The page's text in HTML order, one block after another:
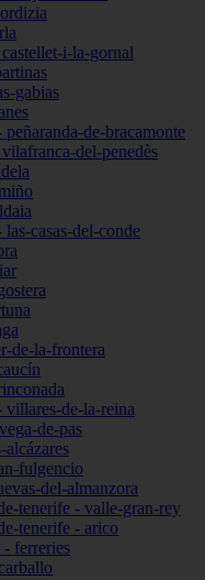
i-la-gornal
gabias
peñaranda-de-bracamonte
del-penedès
las-casas-del-conde
de-la-frontera
villares-de-la-reina
de-pas
fulgencio
del-almanzora
tenerife - valle-gran-rey
tenerife - arico
- ferreries